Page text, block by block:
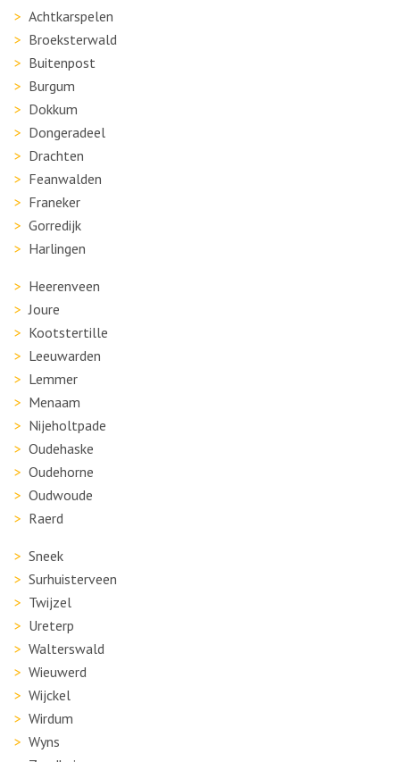
Achtkarspelen
Broeksterwald
Buitenpost
Burgum
Dokkum
Dongeradeel
Drachten
Feanwalden
Franeker
Gorredijk
Harlingen
Heerenveen
Joure
Kootstertille
Leeuwarden
Lemmer
Menaam
Nijeholtpade
Oudehaske
Oudehorne
Oudwoude
Raerd
Sneek
Surhuisterveen
Twijzel
Ureterp
Walterswald
Wieuwerd
Wijckel
Wirdum
Wyns